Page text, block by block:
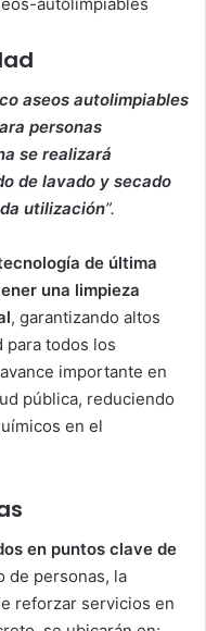
aseos autolimpiables
personas
se realizará
de lavado y secado
utilización”.
de última
una limpieza
, garantizando altos
para todos los
importante en
pública, reduciendo
en el
en puntos clave de
de personas, la
reforzar servicios en